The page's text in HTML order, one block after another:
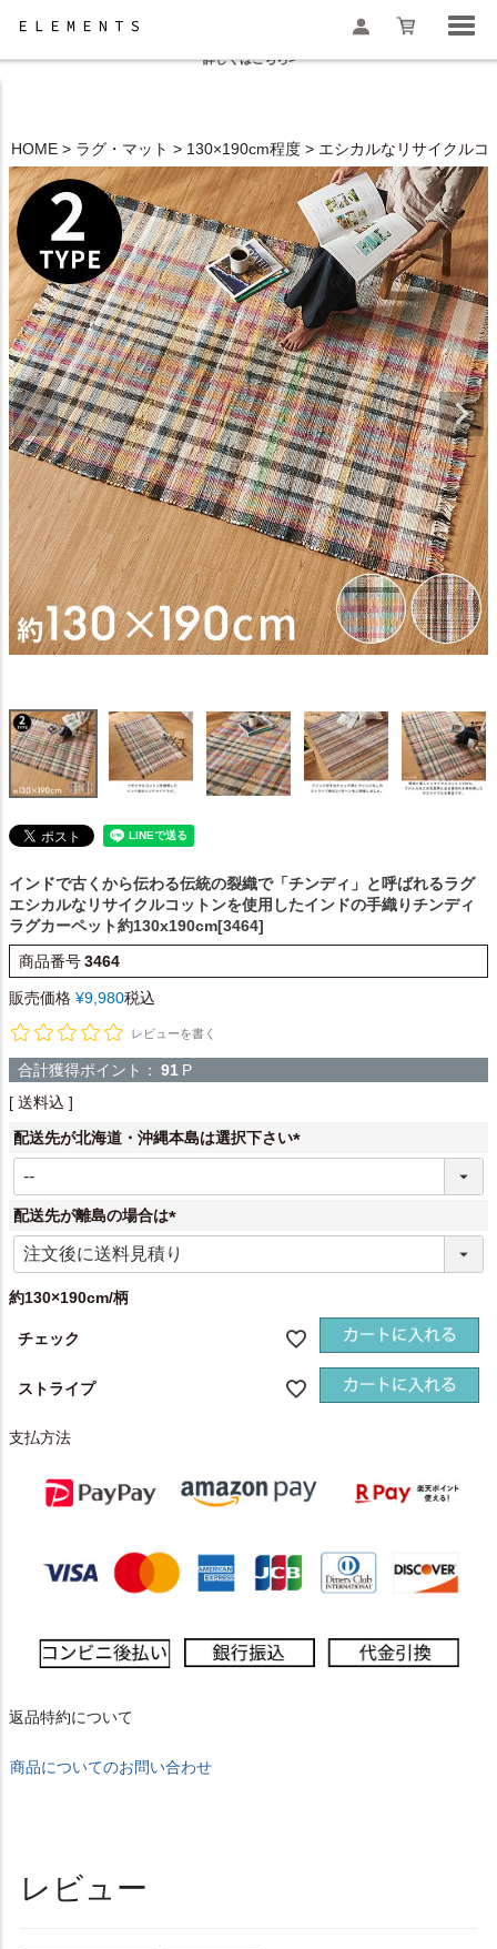
検索
夏季休業と一部地域配送遅延のお知らせ
詳しくはこちら>
HOME ラグ・マット 130×190cm程度 エシカルなリサイクル
インドで古くから伝わる伝統の裂織で「チンディ」と呼ばれるラグ
エシカルなリサイクルコットンを使用したインドの手織りチンディ
ラグカーペット約130x190cm[3464]
商品番号3464
販売価格 ¥9,980税込
レビューを書く
合計獲得ポイント： 91 P
送料込
配送先が北海道・沖縄本島は選択下さい
(
配送先が離島の場合は
(
必
約130×190cm/柄
チェック
ストライプ
支払方法
返品特約について
商品についてのお問い合わせ
レビュー